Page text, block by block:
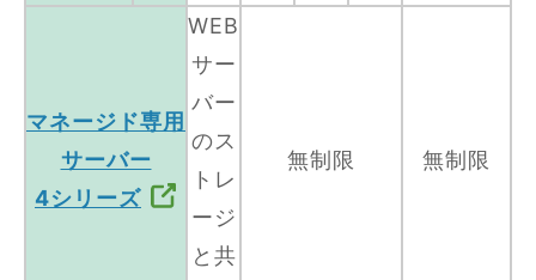
マネージド専用
サーバー
4シリーズ
WEB
サー
バー
のス
トレ
ージ
と共
無制限 無制限